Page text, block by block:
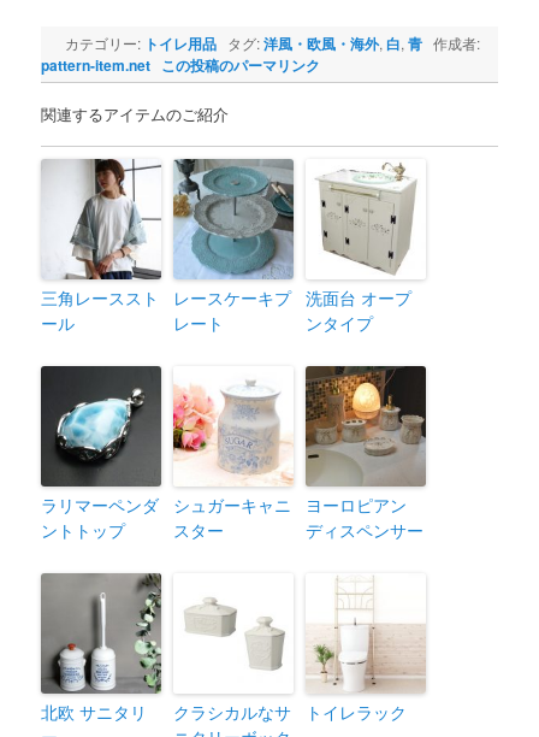
カテゴリー: トイレ用品 タグ:洋風・欧風・海外, 白,青 作成者:
pattern-item.net この投稿のパーマリンク
関連するアイテムのご紹介
三角レーススト
ール
レースケーキプ
レート
洗面台 オープ
ンタイプ
ラリマーペンダ
ントトップ
シュガーキャニ
スター
ヨーロピアン
ディスペンサー
北欧 サニタリ
クラシカルなサ
トイレラック